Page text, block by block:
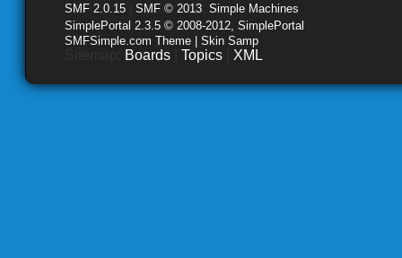
SMF 2.0.15 SMF © 2013 Simple Machines
SimplePortal 2.3.5 © 2008-2012, SimplePortal
SMFSimple.com Theme | Skin Samp
Boards Topics XML